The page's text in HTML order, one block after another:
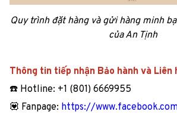
Quy trình đặt hàng và gửi hàng minh
của An Tịnh
Thông tin tiếp nhận Bảo hành và Liên
☎️ Hotline: +1 (801) 6669955
💟 Fanpage: https://